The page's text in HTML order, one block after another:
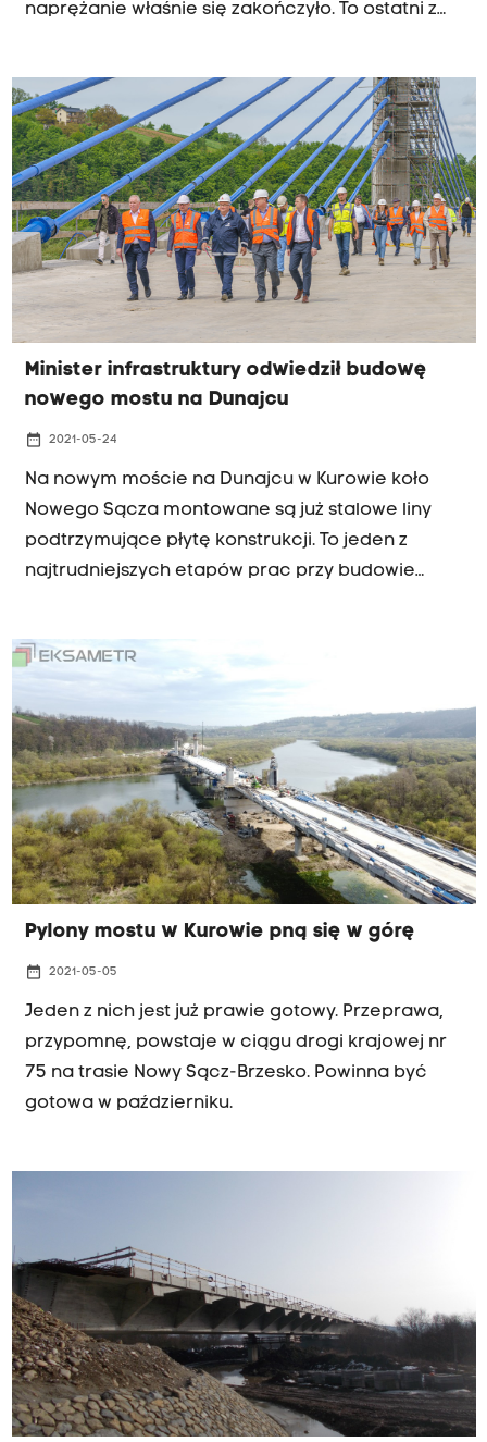
naprężanie właśnie się zakończyło. To ostatni z
Minister infrastruktury odwiedził budowę
nowego mostu na Dunajcu
date_range 2021-05-24
Na nowym moście na Dunajcu w Kurowie koło
Nowego Sącza montowane są już stalowe liny
podtrzymujące płytę konstrukcji. To jeden z
najtrudniejszych etapów prac przy budowie
odwiedził Minister Infrastruktury Andrzej
Adamczyk, który jednak potwierdził, że budowa
pozostałych elementów tzw. Sądeczanki, czyli
nowej drogi łączącej Nowy Sącz z autostradą A4,
znacząco się opóźnia.
Pylony mostu w Kurowie pną się w górę
date_range 2021-05-05
Jeden z nich jest już prawie gotowy. Przeprawa,
przypomnę, powstaje w ciągu drogi krajowej nr
75 na trasie Nowy Sącz-Brzesko. Powinna być
gotowa w październiku.